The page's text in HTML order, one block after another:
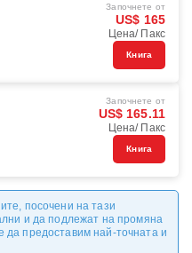
Започнете от
US$ 165
Цена/ Пакс
Книга
Започнете от
US$ 165.11
Цена/ Пакс
Книга
посочени на тази
и да подлежат на промяна
да предоставим най-точната и